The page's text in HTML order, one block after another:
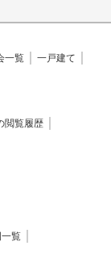
一覧
一戸建て
閲覧履歴
覧